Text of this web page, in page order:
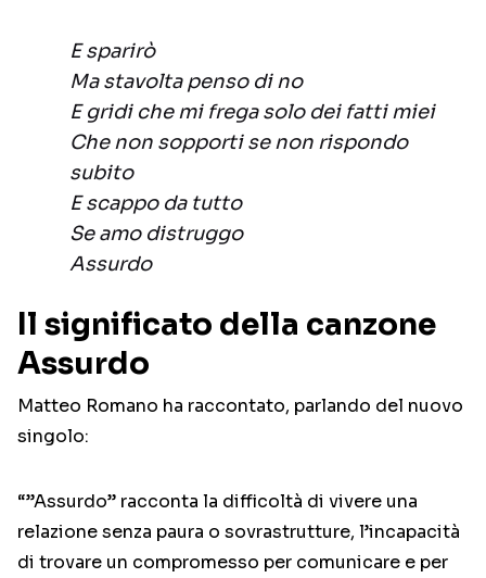
E sparirò
Ma stavolta penso di no
E gridi che mi frega solo dei fatti miei
Che non sopporti se non rispondo
subito
E scappo da tutto
Se amo distruggo
Assurdo
Il significato della canzone
Assurdo
Matteo Romano ha raccontato, parlando del nuovo
singolo:
“”Assurdo” racconta la difficoltà di vivere una
relazione senza paura o sovrastrutture, l’incapacità
di trovare un compromesso per comunicare e per